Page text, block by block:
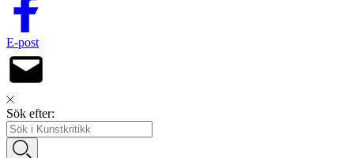
E-post
Sök efter: